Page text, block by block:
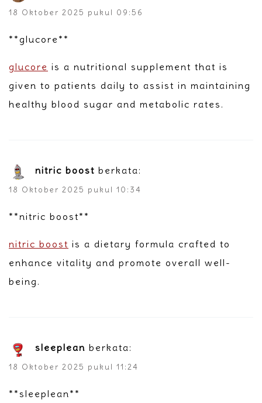
18 Oktober 2025 pukul 09:56
** glucore**
glucore is a nutritional supplement that is
given to patients daily to assist in maintaining
healthy blood sugar and metabolic rates.
nitric boost berkata:
18 Oktober 2025 pukul 10:34
**nitric boost**
nitric boost is a dietary formula crafted to
enhance vitality and promote overall well-
being.
sleeplean berkata:
18 Oktober 2025 pukul 11:24
** sleeplean**